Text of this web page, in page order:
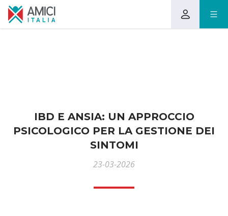
IBD E ANSIA: UN APPROCCIO
PSICOLOGICO PER LA GESTIONE DEI
SINTOMI
23-03-2026